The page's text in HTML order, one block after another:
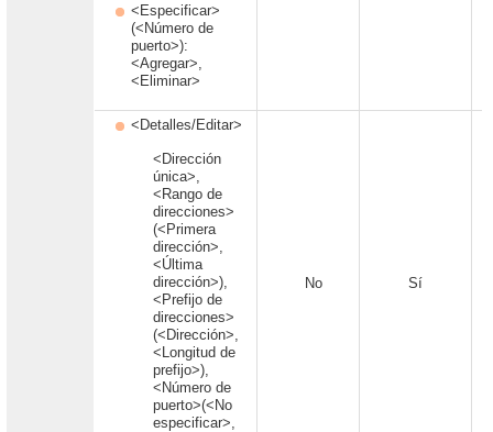
<Especificar>
(<Número de
puerto>):
<Agregar>,
<Eliminar>
<Detalles/Editar>
<Dirección
única>,
<Rango de
direcciones>
(<Primera
dirección>,
<Última
dirección>),
<Prefijo de
direcciones>
(<Dirección>,
<Longitud de
prefijo>),
<Número de
puerto>(<No
especificar>,
No Sí